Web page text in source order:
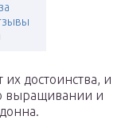
достоинства, и
выращивании и